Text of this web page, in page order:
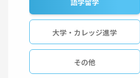
語学留学
大学・カレッジ進学
その他